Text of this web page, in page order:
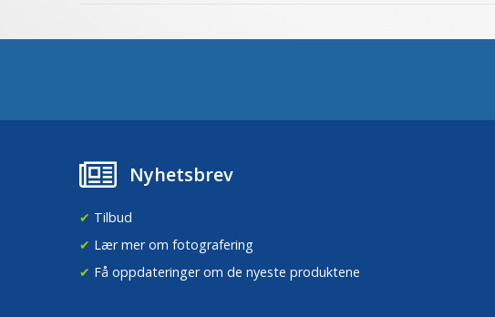
Nyhetsbrev
✔ Tilbud
✔ Lær mer om fotografering
✔ Få oppdateringer om de nyeste produktene